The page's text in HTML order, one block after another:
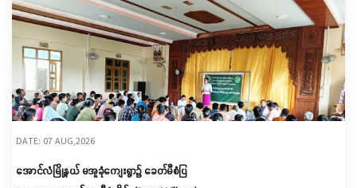
DATE: 07 AUG,2026
အောင်လံမြို့နယ် မအူခုံကျေးရွာ၌ ခေတ်မီစံပြ